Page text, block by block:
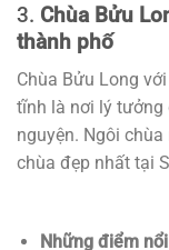
3. Chùa Bửu
thành phố
Chùa Bửu Long
tĩnh là nơi lý tưởng
nguyện. Ngôi
chùa đẹp nhất tại
Những điểm